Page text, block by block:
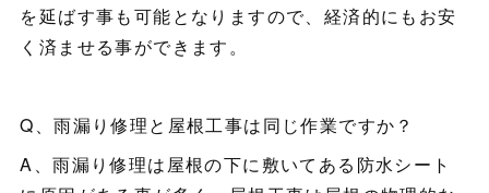
を延ばす事も可能となりますので、経済的にもお安
く済ませる事ができます。
Q、雨漏り修理と屋根工事は同じ作業ですか？
A、雨漏り修理は屋根の下に敷いてある防水シート